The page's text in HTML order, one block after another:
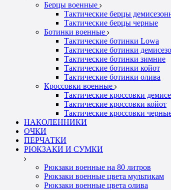
Берцы военные
Тактические берцы
Тактические берцы черные
Ботинки военные
Тактические ботинки Lowa
Тактические ботинки
Тактические ботинки зимние
Тактические ботинки койот
Тактические ботинки олива
Кроссовки военные
Тактические кроссовки
Тактические кроссовки койот
Тактические кроссовки
НАКОЛЕННИКИ
ОЧКИ
ПЕРЧАТКИ
РЮКЗАКИ И СУМКИ
Рюкзаки военные на 80 литров
Рюкзаки военные цвета мультикам
Рюкзаки военные цвета олива